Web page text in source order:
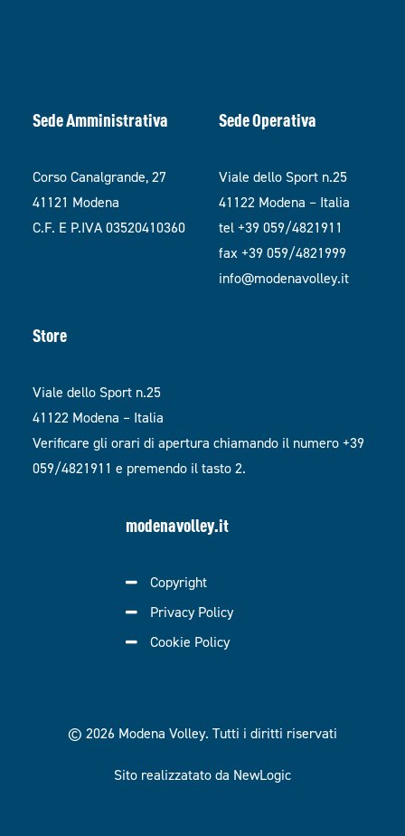
Sede Amministrativa
Corso Canalgrande, 27
41121 Modena
C.F. E P.IVA 03520410360
Sede Operativa
Viale dello Sport n.25
41122 Modena – Italia
tel +39 059/4821911
fax +39 059/4821999
info@modenavolley.it
Store
Viale dello Sport n.25
41122 Modena – Italia
Verificare gli orari di apertura chiamando il numero +39
059/4821911 e premendo il tasto 2.
modenavolley.it
Copyright
Privacy Policy
Cookie Policy
© 2026 Modena Volley. Tutti i diritti riservati
Sito realizzatato da NewLogic